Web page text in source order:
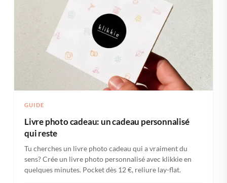
GUIDE
Tu cherches un livre photo cadeau qui a vraiment du
sens? Crée un livre photo personnalisé avec klikkie en
quelques minutes. Pocket dès 12 €, reliure lay-flat.
Livre photo cadeau: un cadeau personnalisé
qui reste